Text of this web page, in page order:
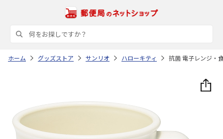
ホーム グッズストア サンリオ ハローキティ 抗菌 電子レンジ・